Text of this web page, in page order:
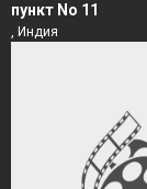
пункт No 11
, Индия